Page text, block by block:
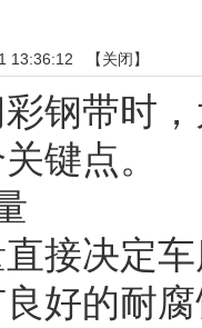
13:36:12 【关闭】
带时，
键点。
决定车
好的耐